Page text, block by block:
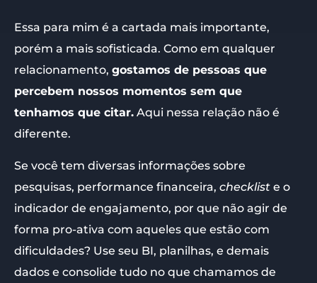
Essa para mim é a cartada mais importante,
porém a mais sofisticada. Como em qualquer
relacionamento, gostamos de pessoas que
percebem nossos momentos sem que
tenhamos que citar. Aqui nessa relação não é
diferente.
Se você tem diversas informações sobre
pesquisas, performance financeira, checklist e o
indicador de engajamento, por que não agir de
forma pro-ativa com aqueles que estão com
dificuldades? Use seu BI, planilhas, e demais
dados e consolide tudo no que chamamos de